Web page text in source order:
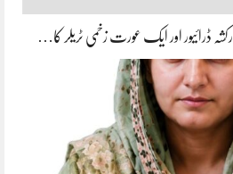
رکشہ ڈرائیور اور ایک عورت زخمی ٹریلر کا…